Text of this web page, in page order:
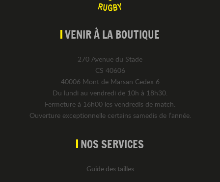
VENIR À LA BOUTIQUE
270 Avenue du Stade
CS 40606
40006 Mont de Marsan Cedex 6
Du lundi au vendredi de 10h à 18h30.
Fermeture à 16h00 les vendredis de match.
Ouverture exceptionnelle certains samedis de l’année.
NOS SERVICES
Guide des tailles